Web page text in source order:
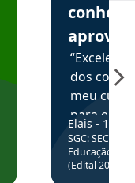
aprova
dos
meu
para
colocar
através
de
Elais - 15/
SGC: SEC BA
Educação
(Edital